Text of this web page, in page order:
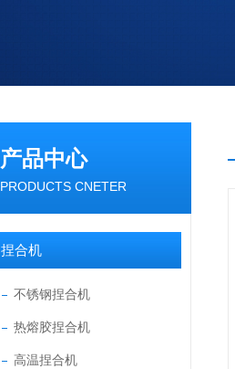
产品中心
PRODUCTS CNETER
捏合机
不锈钢捏合机
热熔胶捏合机
高温捏合机